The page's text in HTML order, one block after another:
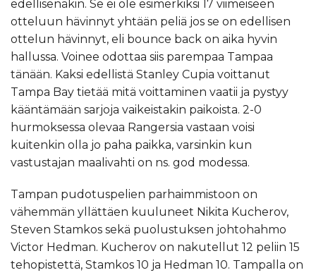
edellisenäkin. Se ei ole esimerkiksi 17 viimeiseen
otteluun hävinnyt yhtään peliä jos se on edellisen
ottelun hävinnyt, eli bounce back on aika hyvin
hallussa. Voinee odottaa siis parempaa Tampaa
tänään. Kaksi edellistä Stanley Cupia voittanut
Tampa Bay tietää mitä voittaminen vaatii ja pystyy
kääntämään sarjoja vaikeistakin paikoista. 2-0
hurmoksessa olevaa Rangersia vastaan voisi
kuitenkin olla jo paha paikka, varsinkin kun
vastustajan maalivahti on ns. god modessa.
Tampan pudotuspelien parhaimmistoon on
vähemmän yllättäen kuuluneet Nikita Kucherov,
Steven Stamkos sekä puolustuksen johtohahmo
Victor Hedman. Kucherov on nakutellut 12 peliin 15
tehopistettä, Stamkos 10 ja Hedman 10. Tampalla on